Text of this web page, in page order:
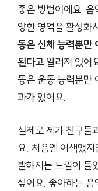
좋은 방법이에요.
양한 영역을 활성화
동은 신체 능력뿐만
된다고 알려져 있어
동은 운동 능력뿐만
과가 있어요.
실제로 제가 친구들
요, 처음엔 어색했
발해지는 느낌이 들
싶어요. 좋아하는